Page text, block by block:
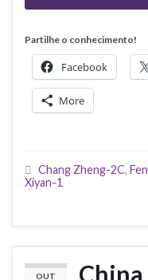
Partilhe o conhecimento!
Facebook
More
Chang Zheng-2C,
Xiyan-1
OUT